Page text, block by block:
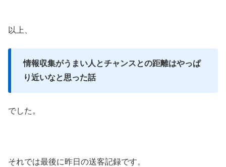
以上、
情報収集がうまい人とチャンスとの距離はやっぱ
り近いなと思った話
でした。
それでは最後に昨日の送客記録です。